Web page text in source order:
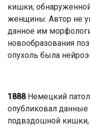
кишки,
женщины. Автор не
данное им
новообразования
опухоль была
1888Немецкий
опубликовал данные
подвздошной